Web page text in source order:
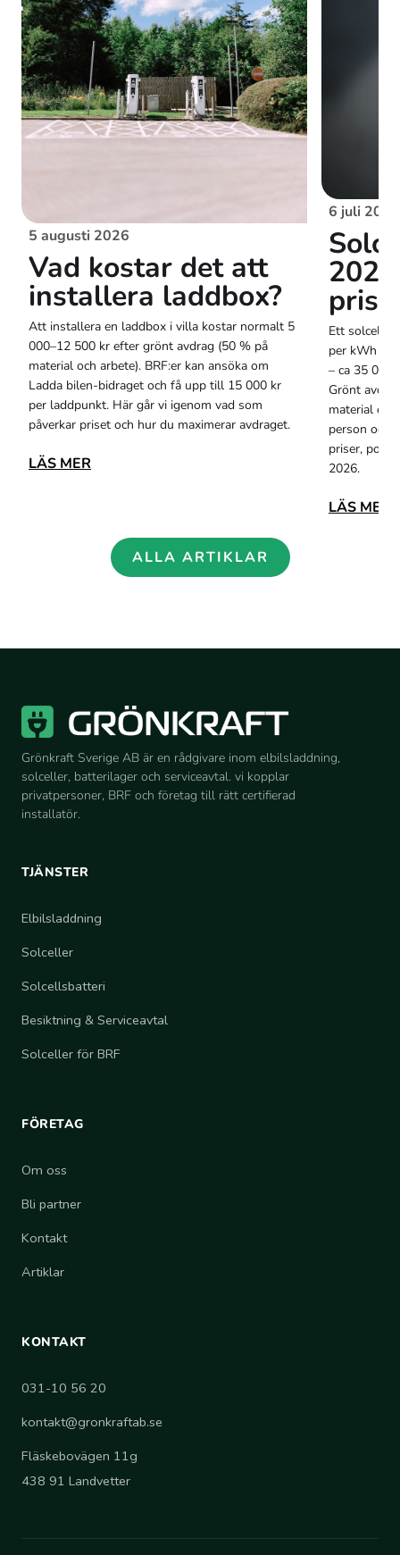
5 augusti 2026
Vad kostar det att
installera laddbox?
Att installera en laddbox i villa kostar normalt 5
000–12 500 kr efter grönt avdrag (50 % på
material och arbete). BRF:er kan ansöka om
Ladda bilen-bidraget och få upp till 15 000 kr
per laddpunkt. Här går vi igenom vad som
påverkar priset och hur du maximerar avdraget.
LÄS MER
6 juli 2026
Ett
per kWh
– ca 35
Grönt
material
person och
priser,
2026.
LÄS MER
ALLA ARTIKLAR
Grönkraft Sverige AB är en rådgivare inom elbilsladdning,
solceller, batterilager och serviceavtal. vi kopplar
privatpersoner, BRF och företag till rätt certifierad
installatör.
TJÄNSTER
Elbilsladdning
Solceller
Solcellsbatteri
Besiktning & Serviceavtal
Solceller för BRF
FÖRETAG
Om oss
Bli partner
Kontakt
Artiklar
KONTAKT
031-10 56 20
kontakt@gronkraftab.se
Fläskebovägen 11g
438 91 Landvetter